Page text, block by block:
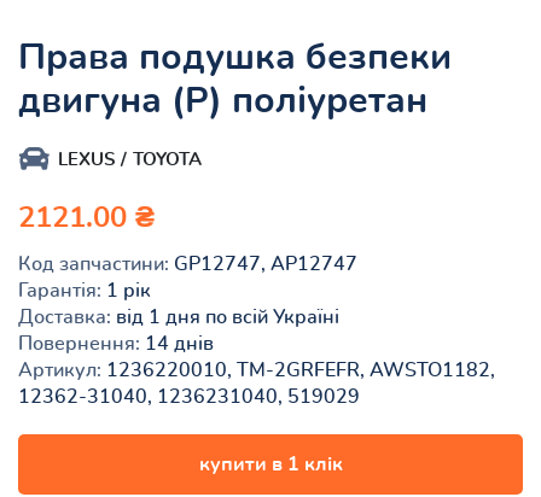
Права подушка безпеки
двигуна (P) поліуретан
LEXUS TOYOTA
2121.00 ₴
Код запчастини: GP12747, AP12747
Гарантія: 1 рік
Доставка: від 1 дня по всій Україні
Повернення: 14 днів
Артикул: 1236220010, TM-2GRFEFR, AWSTO1182,
12362-31040, 1236231040, 519029
купити в 1 клік